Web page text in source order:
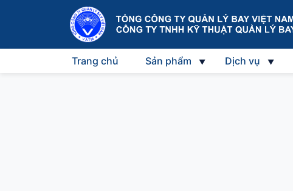
Trang chủ Sản phẩm Dịch vụ